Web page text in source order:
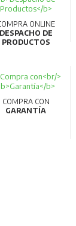
ONLINE
DESPACHO DE
PRODUCTOS
COMPRA CON
GARANTÍA